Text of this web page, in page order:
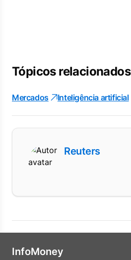
Tópicos relacionados
Mercados Inteligência artificial
Reuters
InfoMoney